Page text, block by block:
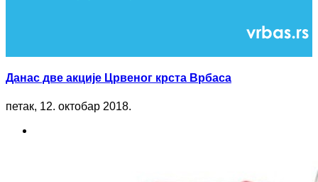
Данас две акције Црвеног крста Врбаса
петак, 12. октобар 2018.